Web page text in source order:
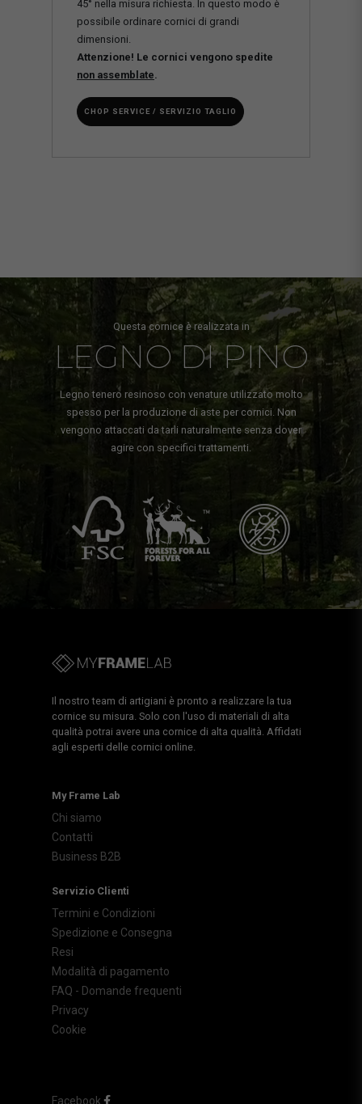
45° nella misura richiesta. In questo modo è
possibile ordinare cornici di grandi
dimensioni.
Attenzione! Le cornici vengono spedite
non assemblate
CHOP SERVICE / SERVIZIO TAGLIO
Questa cornice è realizzata in
LEGNO DI PINO
Legno tenero resinoso con venature utilizzato molto
spesso per la produzione di aste per cornici. Non
vengono attaccati da tarli naturalmente senza dover
agire con specifici trattamenti.
Il nostro team di artigiani è pronto a realizzare la tua
cornice su misura. Solo con l'uso di materiali di alta
qualità potrai avere una cornice di alta qualità. Affidati
agli esperti delle cornici online.
My Frame Lab
Chi siamo
Contatti
Business B2B
Servizio Clienti
Termini e Condizioni
Spedizione e Consegna
Resi
Modalità di pagamento
FAQ - Domande frequenti
Privacy
Cookie
Facebook